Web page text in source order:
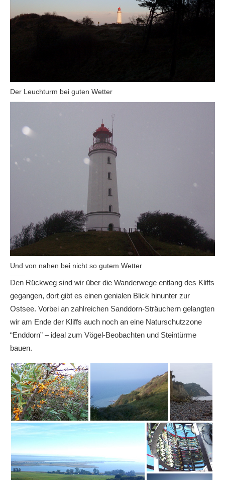
Der Leuchturm bei guten Wetter
Und von nahen bei nicht so gutem Wetter
Den Rückweg sind wir über die Wanderwege entlang des Kliffs
gegangen, dort gibt es einen genialen Blick hinunter zur
Ostsee. Vorbei an zahlreichen Sanddorn-Sträuchern gelangten
wir am Ende der Kliffs auch noch an eine Naturschutzzone
“Enddorn” – ideal zum Vögel-Beobachten und Steintürme
bauen.